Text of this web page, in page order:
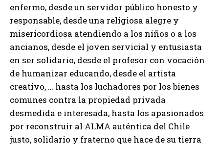
enfermo, desde un servidor público honesto y
responsable, desde una religiosa alegre y
misericordiosa atendiendo a los niños o a los
ancianos, desde el joven servicial y entusiasta
en ser solidario, desde el profesor con vocación
de humanizar educando, desde el artista
creativo, … hasta los luchadores por los bienes
comunes contra la propiedad privada
desmedida e interesada, hasta los apasionados
por reconstruir al ALMA auténtica del Chile
justo, solidario y fraterno que hace de su tierra